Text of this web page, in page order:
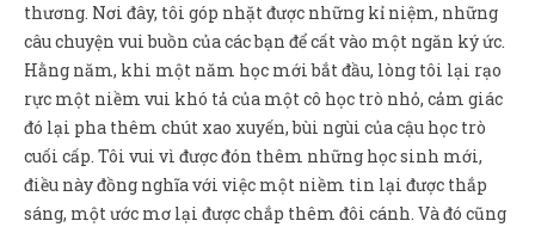
thương. Nơi đây, tôi góp nhặt được những kỉ niệm, những
câu chuyện vui buồn của các bạn để cất vào một ngăn ký ức.
Hằng năm, khi một năm học mới bắt đầu, lòng tôi lại rạo
rực một niềm vui khó tả của một cô học trò nhỏ, cảm giác
đó lại pha thêm chút xao xuyến, bùi ngùi của cậu học trò
cuối cấp. Tôi vui vì được đón thêm những học sinh mới,
điều này đồng nghĩa với việc một niềm tin lại được thắp
sáng, một ước mơ lại được chắp thêm đôi cánh. Và đó cũng